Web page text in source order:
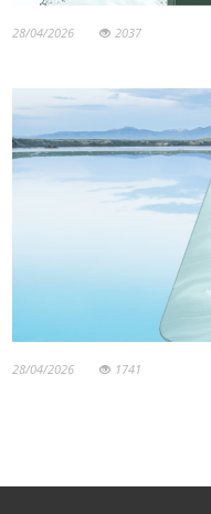
28/04/2026 2037
28/04/2026 1741